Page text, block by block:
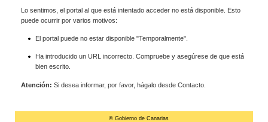
Lo sentimos, el portal al que está intentado acceder no está disponible. Esto
puede ocurrir por varios motivos:
El portal puede no estar disponible "Temporalmente".
Ha introducido un URL incorrecto. Compruebe y asegúrese de que está
bien escrito.
Atención: Si desea informar, por favor, hágalo desde Contacto.
© Gobierno de Canarias